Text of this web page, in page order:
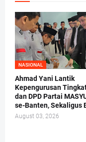
NASIONAL
Ahmad Yani Lantik
Kepengurusan
dan DPD Partai
se-Banten, Sekaligus
August 03, 2026